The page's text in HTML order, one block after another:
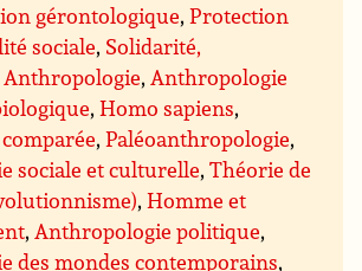
gérontologique,Protection
sociale, Solidarité,
Anthropologie, Anthropologie
,Homo sapiens,
,Paléoanthropologie,
sociale et culturelle,Théorie de
,Homme et
, Anthropologie politique,
des mondes contemporains,